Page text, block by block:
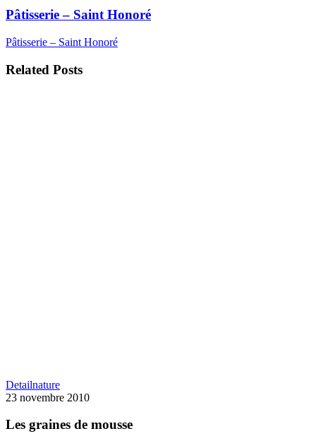
Pâtisserie – Saint Honoré
Pâtisserie – Saint Honoré
Related Posts
DetailnatureLes
graines
mousse
23 novembre 2010
Les graines de mousse